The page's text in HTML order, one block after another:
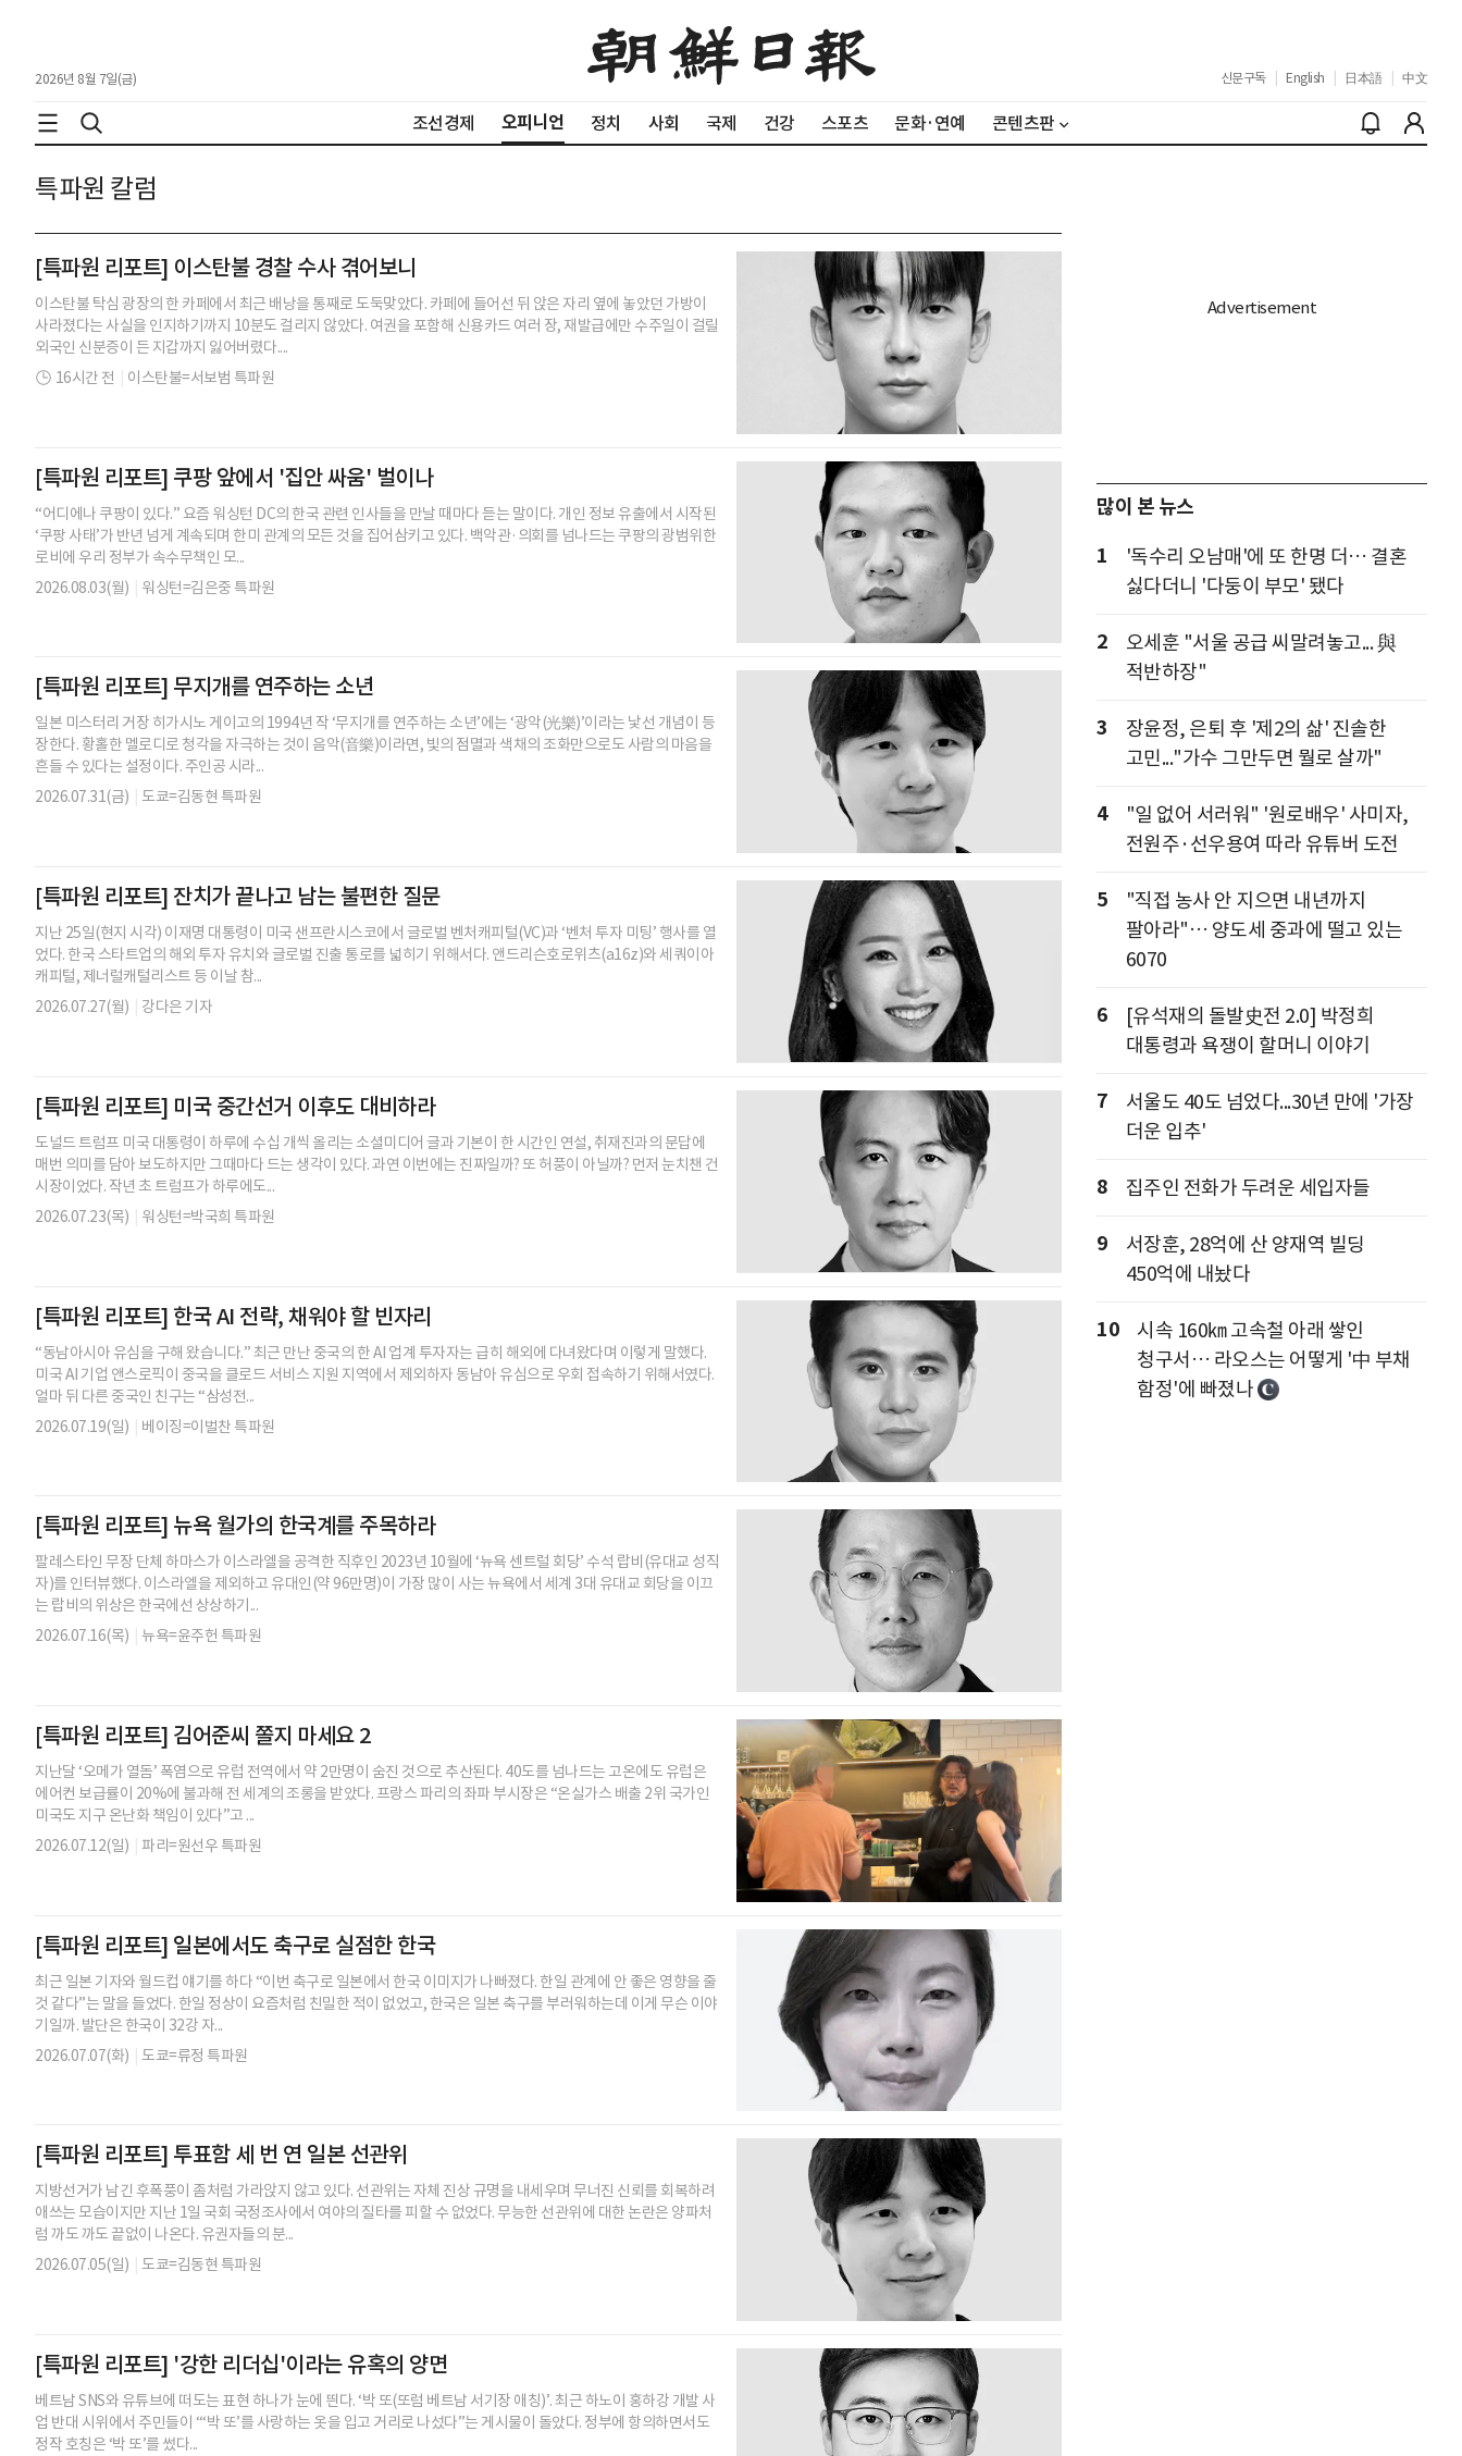
2026년 8월 7일(금) 신문구독 English 日本語 中文
조선경제 오피니언 정치 사회 국제 건강 스포츠 문화·연예 콘텐츠판
특파원 칼럼
[특파원 리포트] 이스탄불 경찰 수사 겪어보니
이스탄불 탁심 광장의 한 카페에서 최근 배낭을 통째로 도둑맞았다. 카페에 들어선 뒤 앉은 자리 옆에 놓았던 가방이
사라졌다는 사실을 인지하기까지 10분도 걸리지 않았다. 여권을 포함해 신용카드 여러 장, 재발급에만 수주일이 걸릴
외국인 신분증이 든 지갑까지 잃어버렸다....
16시간 전
이스탄불=서보범 특파원
[특파원 리포트] 쿠팡 앞에서 '집안 싸움' 벌이나
“어디에나 쿠팡이 있다.” 요즘 워싱턴 DC의 한국 관련 인사들을 만날 때마다 듣는 말이다. 개인 정보 유출에서 시작된
‘쿠팡 사태’가 반년 넘게 계속되며 한미 관계의 모든 것을 집어삼키고 있다. 백악관·의회를 넘나드는 쿠팡의 광범위한
로비에 우리 정부가 속수무책인 모...
2026.08.03(월)
워싱턴=김은중 특파원
[특파원 리포트] 무지개를 연주하는 소년
일본 미스터리 거장 히가시노 게이고의 1994년 작 ‘무지개를 연주하는 소년’에는 ‘광악(光樂)’이라는 낯선 개념이 등
장한다. 황홀한 멜로디로 청각을 자극하는 것이 음악(音樂)이라면, 빛의 점멸과 색채의 조화만으로도 사람의 마음을
흔들 수 있다는 설정이다. 주인공 시라...
2026.07.31(금)
도쿄=김동현 특파원
[특파원 리포트] 잔치가 끝나고 남는 불편한 질문
지난 25일(현지 시각) 이재명 대통령이 미국 샌프란시스코에서 글로벌 벤처캐피털(VC)과 ‘벤처 투자 미팅’ 행사를 열
었다. 한국 스타트업의 해외 투자 유치와 글로벌 진출 통로를 넓히기 위해서다. 앤드리슨호로위츠(a16z)와 세쿼이아
캐피털, 제너럴캐털리스트 등 이날 참...
2026.07.27(월)
강다은 기자
[특파원 리포트] 미국 중간선거 이후도 대비하라
도널드 트럼프 미국 대통령이 하루에 수십 개씩 올리는 소셜미디어 글과 기본이 한 시간인 연설, 취재진과의 문답에
매번 의미를 담아 보도하지만 그때마다 드는 생각이 있다. 과연 이번에는 진짜일까? 또 허풍이 아닐까? 먼저 눈치챈 건
시장이었다. 작년 초 트럼프가 하루에도...
2026.07.23(목)
워싱턴=박국희 특파원
[특파원 리포트] 한국 AI 전략, 채워야 할 빈자리
“동남아시아 유심을 구해 왔습니다.” 최근 만난 중국의 한 AI 업계 투자자는 급히 해외에 다녀왔다며 이렇게 말했다.
미국 AI 기업 앤스로픽이 중국을 클로드 서비스 지원 지역에서 제외하자 동남아 유심으로 우회 접속하기 위해서였다.
얼마 뒤 다른 중국인 친구는 “삼성전...
2026.07.19(일)
베이징=이벌찬 특파원
[특파원 리포트] 뉴욕 월가의 한국계를 주목하라
팔레스타인 무장 단체 하마스가 이스라엘을 공격한 직후인 2023년 10월에 ‘뉴욕 센트럴 회당’ 수석 랍비(유대교 성직
자)를 인터뷰했다. 이스라엘을 제외하고 유대인(약 96만명)이 가장 많이 사는 뉴욕에서 세계 3대 유대교 회당을 이끄
는 랍비의 위상은 한국에선 상상하기...
2026.07.16(목)
뉴욕=윤주헌 특파원
[특파원 리포트] 김어준씨 쫄지 마세요 2
지난달 ‘오메가 열돔’ 폭염으로 유럽 전역에서 약 2만명이 숨진 것으로 추산된다. 40도를 넘나드는 고온에도 유럽은
에어컨 보급률이 20%에 불과해 전 세계의 조롱을 받았다. 프랑스 파리의 좌파 부시장은 “온실가스 배출 2위 국가인
미국도 지구 온난화 책임이 있다”고 ...
2026.07.12(일)
파리=원선우 특파원
[특파원 리포트] 일본에서도 축구로 실점한 한국
최근 일본 기자와 월드컵 얘기를 하다 “이번 축구로 일본에서 한국 이미지가 나빠졌다. 한일 관계에 안 좋은 영향을 줄
것 같다”는 말을 들었다. 한일 정상이 요즘처럼 친밀한 적이 없었고, 한국은 일본 축구를 부러워하는데 이게 무슨 이야
기일까. 발단은 한국이 32강 자...
2026.07.07(화)
도쿄=류정 특파원
[특파원 리포트] 투표함 세 번 연 일본 선관위
지방선거가 남긴 후폭풍이 좀처럼 가라앉지 않고 있다. 선관위는 자체 진상 규명을 내세우며 무너진 신뢰를 회복하려
애쓰는 모습이지만 지난 1일 국회 국정조사에서 여야의 질타를 피할 수 없었다. 무능한 선관위에 대한 논란은 양파처
럼 까도 까도 끝없이 나온다. 유권자들의 분...
2026.07.05(일)
도쿄=김동현 특파원
[특파원 리포트] '강한 리더십'이라는 유혹의 양면
베트남 SNS와 유튜브에 떠도는 표현 하나가 눈에 띈다. ‘박 또(또럼 베트남 서기장 애칭)’. 최근 하노이 홍하강 개발 사
업 반대 시위에서 주민들이 “‘박 또’를 사랑하는 옷을 입고 거리로 나섰다”는 게시물이 돌았다. 정부에 항의하면서도
정작 호칭은 ‘박 또’를 썼다...
많이 본 뉴스
1
'독수리 오남매'에 또 한명 더… 결혼
싫다더니 '다둥이 부모' 됐다
2
오세훈 "서울 공급 씨말려놓고... 與
적반하장"
3
장윤정, 은퇴 후 '제2의 삶' 진솔한
고민..."가수 그만두면 뭘로 살까"
4
"일 없어 서러워" '원로배우' 사미자,
전원주·선우용여 따라 유튜버 도전
5
"직접 농사 안 지으면 내년까지
팔아라"… 양도세 중과에 떨고 있는
6070
6
[유석재의 돌발史전 2.0] 박정희
대통령과 욕쟁이 할머니 이야기
7
서울도 40도 넘었다...30년 만에 '가장
더운 입추'
8 집주인 전화가 두려운 세입자들
9
서장훈, 28억에 산 양재역 빌딩
450억에 내놨다
10
시속 160㎞ 고속철 아래 쌓인
청구서… 라오스는 어떻게 '中 부채
함정'에 빠졌나